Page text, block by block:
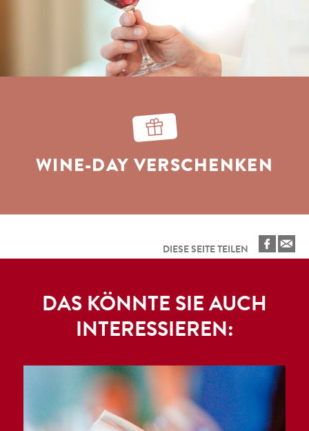
WINE-DAY VERSCHENKEN
DIESE SEITE TEILEN
DAS KÖNNTE SIE AUCH
INTERESSIEREN: